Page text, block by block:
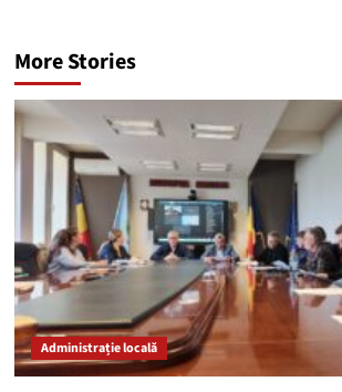
More Stories
Administrație locală